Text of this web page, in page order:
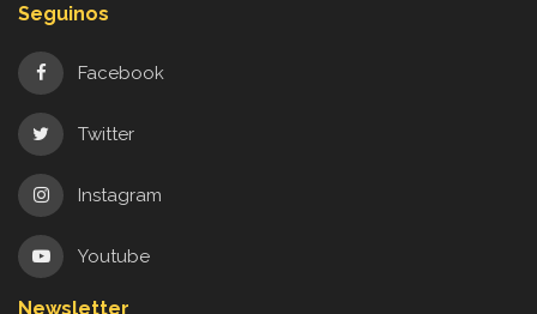
Seguinos
Facebook
Twitter
Instagram
Youtube
Newsletter